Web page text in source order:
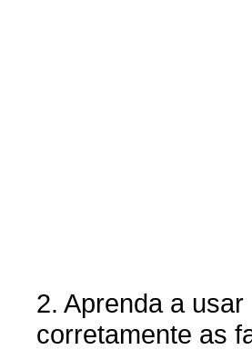
2. Aprenda a usar
corretamente as